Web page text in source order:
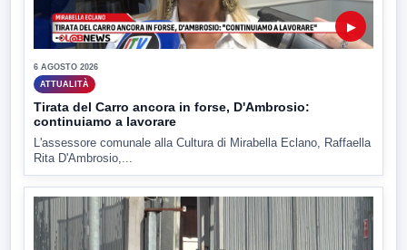
▶
6 AGOSTO 2026
ATTUALITÀ
Tirata del Carro ancora in forse, D'Ambrosio:
continuiamo a lavorare
L'assessore comunale alla Cultura di Mirabella Eclano, Raffaella
Rita D'Ambrosio,...